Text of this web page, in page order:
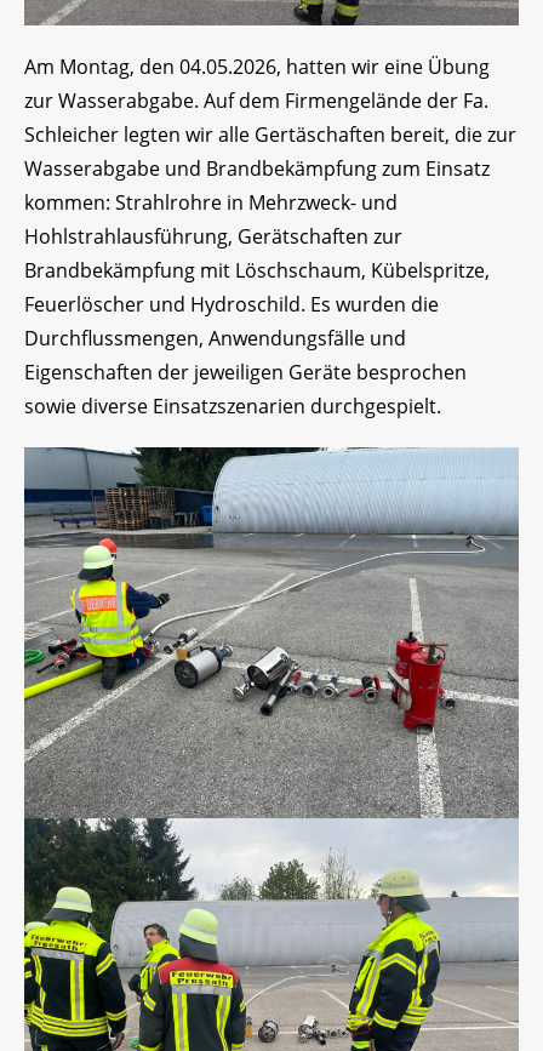
Am Montag, den 04.05.2026, hatten wir eine Übung
zur Wasserabgabe. Auf dem Firmengelände der Fa.
Schleicher legten wir alle Gertäschaften bereit, die zur
Wasserabgabe und Brandbekämpfung zum Einsatz
kommen: Strahlrohre in Mehrzweck- und
Hohlstrahlausführung, Gerätschaften zur
Brandbekämpfung mit Löschschaum, Kübelspritze,
Feuerlöscher und Hydroschild. Es wurden die
Durchflussmengen, Anwendungsfälle und
Eigenschaften der jeweiligen Geräte besprochen
sowie diverse Einsatzszenarien durchgespielt.